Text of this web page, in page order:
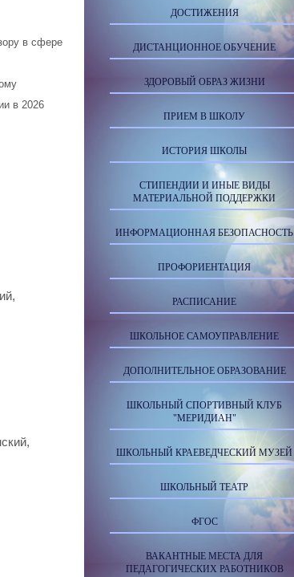
в сфере
в 2026
ДОСТИЖЕНИЯ
ДИСТАНЦИОННОЕ ОБУЧЕНИЕ
ЗДОРОВЫЙ ОБРАЗ ЖИЗНИ
ПРИЕМ В ШКОЛУ
ИСТОРИЯ ШКОЛЫ
СТИПЕНДИИ И ИНЫЕ ВИДЫ
МАТЕРИАЛЬНОЙ ПОДДЕРЖКИ
ИНФОРМАЦИОННАЯ БЕЗОПАСНОСТЬ
ПРОФОРИЕНТАЦИЯ
РАСПИСАНИЕ
ШКОЛЬНОЕ САМОУПРАВЛЕНИЕ
ДОПОЛНИТЕЛЬНОЕ ОБРАЗОВАНИЕ
ШКОЛЬНЫЙ СПОРТИВНЫЙ КЛУБ
"МЕРИДИАН"
ШКОЛЬНЫЙ КРАЕВЕДЧЕСКИЙ МУЗЕЙ
ШКОЛЬНЫЙ ТЕАТР
ФГОС
ВАКАНТНЫЕ МЕСТА ДЛЯ
ПЕДАГОГИЧЕСКИХ РАБОТНИКОВ